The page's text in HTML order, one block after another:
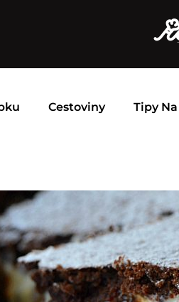
Cestoviny Tipy